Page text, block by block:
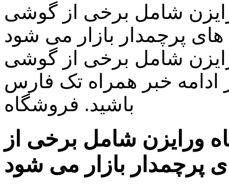
شامل برخی از گوشی
های پرچمدار بازار می شود
شامل برخی از گوشی
ادامه خبر همراه تک فارس
باشید. فروشگاه
ورایزن شامل برخی از
پرچمدار بازار می شود